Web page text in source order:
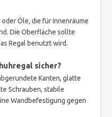
oder Öle, die für Innenräume
Die Oberfläche sollte
Regal benutzt wird.
sicher?
Kanten, glatte
Schrauben, stabile
Wandbefestigung gegen